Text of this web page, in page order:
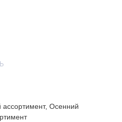
Осенний